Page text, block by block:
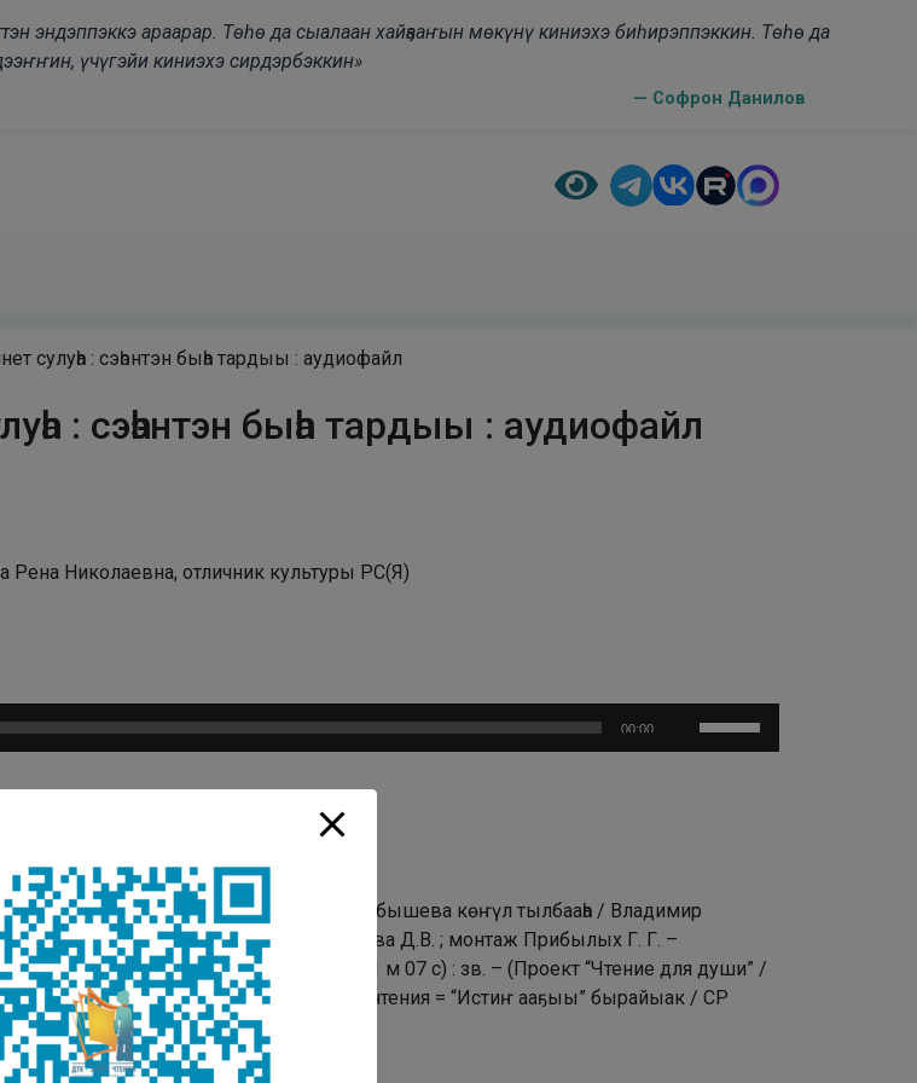
эндэппэккэ араарар. Төһө да сыалаан хайҕааҥын мөкүнү киниэхэ биһирэппэккин. Төһө да
үчүгэйи киниэхэ сирдэрбэккин»
— Софрон Данилов
сулуһа : сэһэнтэн быһа тардыы : аудиофайл
: сэһэнтэн быһа тардыы : аудиофайл
Рена Николаевна, отличник культуры РС(Я)
00:00
уменьшить
сулуһа : сэһэнтэн быһа тардыы : Рена Габышева көҥүл тылбааһа / Владимир
; бырайыак ааптара Оконешникова Д.В. ; монтаж Прибылых Г. Г. –
2026. – 1 аудиофайл (mp3 ; 20,4 Mб ; 11 м 07 с) : зв. – (Проект “Чтение для души” /
РС (Я), Детская точка кипения – Центр чтения = “Истиҥ ааҕыы” бырайыак / СР
Оҕо арыллар, ааҕар киинэ).
публикация?